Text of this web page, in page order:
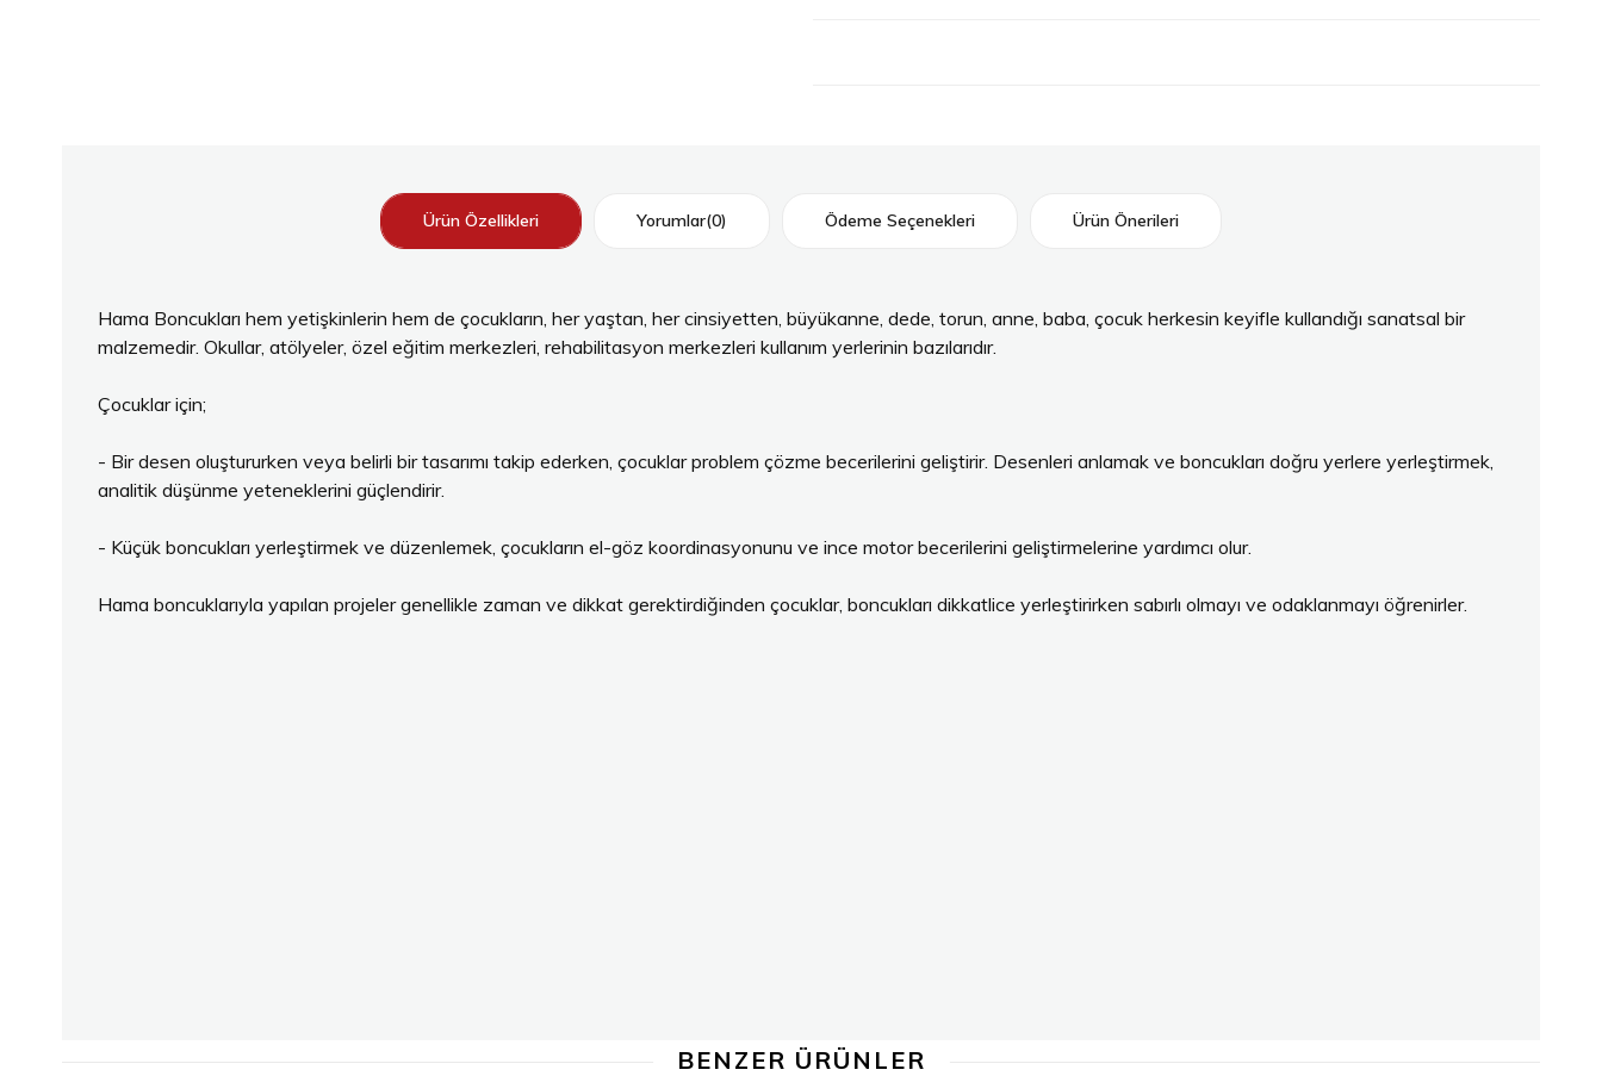
Ürün Özellikleri Yorumlar(0) Ödeme Seçenekleri Ürün Önerileri
Hama Boncukları hem yetişkinlerin hem de çocukların, her yaştan, her cinsiyetten, büyükanne, dede, torun, anne, baba, çocuk herkesin keyifle kullandığı sanatsal bir
malzemedir. Okullar, atölyeler, özel eğitim merkezleri, rehabilitasyon merkezleri kullanım yerlerinin bazılarıdır.
Çocuklar için;
- Bir desen oluştururken veya belirli bir tasarımı takip ederken, çocuklar problem çözme becerilerini geliştirir. Desenleri anlamak ve boncukları doğru yerlere yerleştirmek,
analitik düşünme yeteneklerini güçlendirir.
- Küçük boncukları yerleştirmek ve düzenlemek, çocukların el-göz koordinasyonunu ve ince motor becerilerini geliştirmelerine yardımcı olur.
Hama boncuklarıyla yapılan projeler genellikle zaman ve dikkat gerektirdiğinden çocuklar, boncukları dikkatlice yerleştirirken sabırlı olmayı ve odaklanmayı öğrenirler.
BENZER ÜRÜNLER